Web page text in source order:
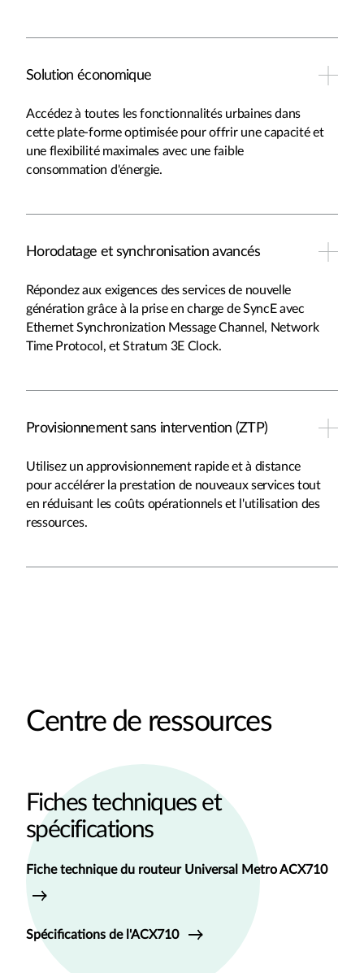
Solution économique
Accédez à toutes les fonctionnalités urbaines dans
cette plate-forme optimisée pour offrir une capacité et
une flexibilité maximales avec une faible
consommation d'énergie.
Horodatage et synchronisation avancés
Répondez aux exigences des services de nouvelle
génération grâce à la prise en charge de SyncE avec
Ethernet Synchronization Message Channel, Network
Time Protocol, et Stratum 3E Clock.
Provisionnement sans intervention (ZTP)
Utilisez un approvisionnement rapide et à distance
pour accélérer la prestation de nouveaux services tout
en réduisant les coûts opérationnels et l'utilisation des
ressources.
Centre de ressources
Fiches techniques et
spécifications
Fiche technique du routeur Universal Metro ACX710
Spécifications de l'ACX710